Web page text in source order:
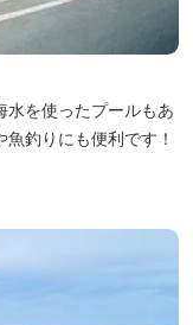
水を使ったプールもあ
釣りにも便利です！